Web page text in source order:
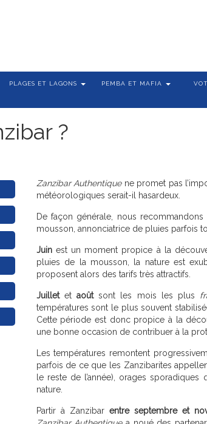
PLAGES ET LAGONS PEMBA ET MAFIA
?
Zanzibar Authentiquene promet pas
météorologiques serait-il hasardeux.
De façon générale, nous recommandons
mousson, annonciatrice de pluies parfois
Juin est un moment propice à la
pluies de la mousson, la nature est
proposent alors des tarifs très attractifs.
Juilletetaoûtsont les mois les plus
températures sont le plus souvent
Cette période est donc propice à la
une bonne occasion de contribuer à la
Les températures remontent
parfois de ce que les Zanzibarites
le reste de l’année), orages
nature.
Partir à Zanzibar entre septembre et